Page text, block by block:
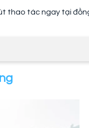
thao tác ngay tại